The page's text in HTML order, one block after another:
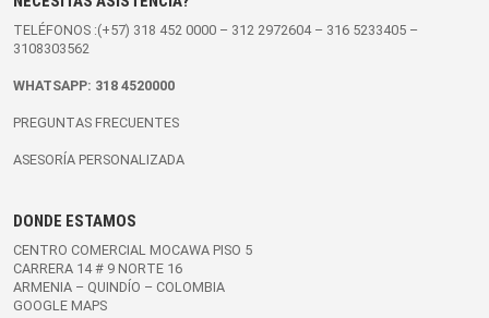
TELÉFONOS :(+57) 318 452 0000 – 312 2972604– 316 5233405 –
3108303562
WHATSAPP: 318 4520000
PREGUNTAS FRECUENTES
ASESORÍA PERSONALIZADA
DONDE ESTAMOS
CENTRO COMERCIAL MOCAWA PISO 5
CARRERA 14 # 9 NORTE 16
ARMENIA – QUINDÍO – COLOMBIA
GOOGLE MAPS